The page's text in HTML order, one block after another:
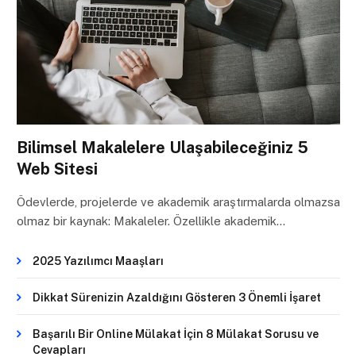
Bilimsel Makalelere Ulaşabileceğiniz 5
Web Sitesi
Ödevlerde, projelerde ve akademik araştırmalarda olmazsa
olmaz bir kaynak: Makaleler. Özellikle akademik…
2025 Yazılımcı Maaşları
Dikkat Sürenizin Azaldığını Gösteren 3 Önemli İşaret
Başarılı Bir Online Mülakat İçin 8 Mülakat Sorusu ve
Cevapları